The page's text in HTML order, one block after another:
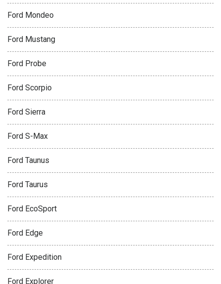
Ford Mondeo
Ford Mustang
Ford Probe
Ford Scorpio
Ford Sierra
Ford S-Max
Ford Taunus
Ford Taurus
Ford EcoSport
Ford Edge
Ford Expedition
Ford Explorer